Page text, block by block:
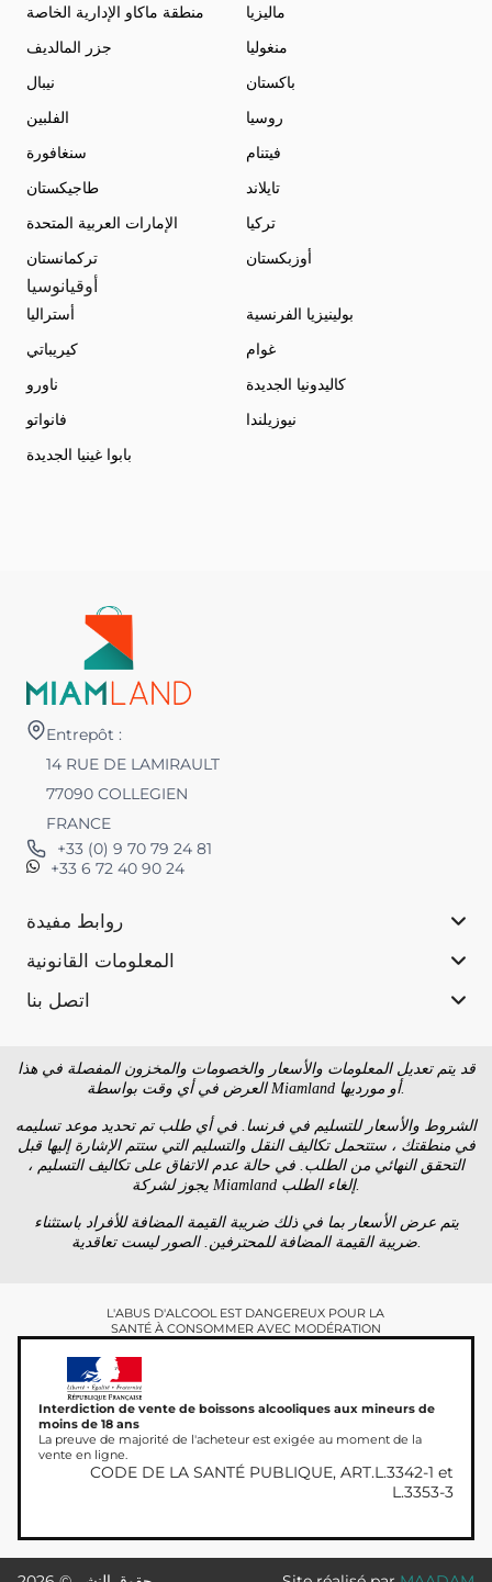
منطقة ماكاو الإدارية الخاصة
ماليزيا
جزر المالديف
منغوليا
نيبال
باكستان
الفلبين
روسيا
سنغافورة
فيتنام
طاجيكستان
تايلاند
الإمارات العربية المتحدة
تركيا
تركمانستان
أوزبكستان
أوقيانوسيا
أستراليا
بولينيزيا الفرنسية
كيريباتي
غوام
ناورو
كاليدونيا الجديدة
فانواتو
نيوزيلندا
بابوا غينيا الجديدة
Entrepôt :
14 RUE DE LAMIRAULT
77090 COLLEGIEN
FRANCE
+33 (0) 9 70 79 24 81
+33 6 72 40 90 24
روابط مفيدة
المعلومات القانونية
اتصل بنا
قد يتم تعديل المعلومات والأسعار والخصومات والمخزون المفصلة في هذا
العرض في أي وقت بواسطة Miamland أو مورديها.
الشروط والأسعار للتسليم في فرنسا. في أي طلب تم تحديد موعد تسليمه
في منطقتك ، ستتحمل تكاليف النقل والتسليم التي ستتم الإشارة إليها قبل
التحقق النهائي من الطلب. في حالة عدم الاتفاق على تكاليف التسليم ،
يجوز لشركة Miamland إلغاء الطلب.
يتم عرض الأسعار بما في ذلك ضريبة القيمة المضافة للأفراد باستثناء
ضريبة القيمة المضافة للمحترفين. الصور ليست تعاقدية.
L'ABUS D'ALCOOL EST DANGEREUX POUR LA
SANTÉ À CONSOMMER AVEC MODÉRATION
Interdiction de vente de boissons alcooliques aux mineurs de
moins de 18 ans
La preuve de majorité de l'acheteur est exigée au moment de la
vente en ligne.
CODE DE LA SANTÉ PUBLIQUE, ART.L.3342-1 et
L.3353-3